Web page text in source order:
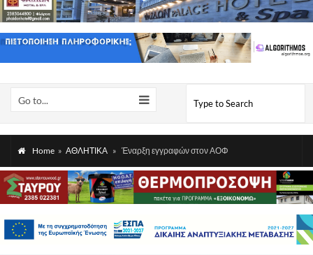
Go to...
Home » ΑΘΛΗΤΙΚΑ » Έναρξη εγγραφών στον ΑΟΦ